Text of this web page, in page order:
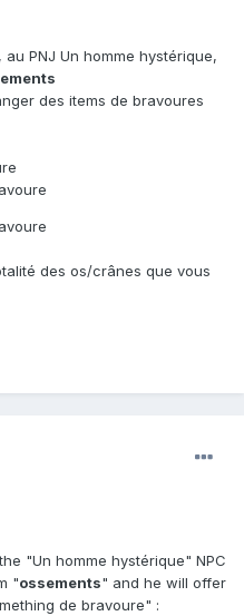
PNJ Un homme hystérique,
des items de bravoures
des os/crânes que vous
"Un homme hystérique" NPC
"ossements" and he will offer
de bravoure" :